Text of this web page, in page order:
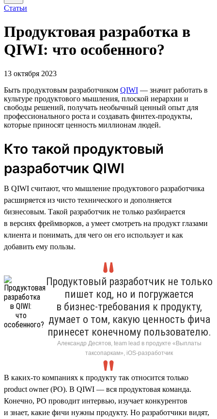
Статьи
Продуктовая разработка в
QIWI: что особенного?
13 октября 2023
Быть продуктовым разработчиком QIWI — значит работать в
культуре продуктового мышления, плоской иерархии и
свободы решений, получать необычный ценный опыт для
профессионального роста и создавать финтех-продукты,
которые приносят ценность миллионам людей.
Кто такой продуктовый
разработчик QIWI
В QIWI считают, что мышление продуктового разработчика
расширяется из чисто технического и дополняется
бизнесовым. Такой разработчик не только разбирается
в версиях фреймворков, а умеет смотреть на продукт глазами
клиента и понимать, для чего он его использует и как
добавить ему пользы.
Продуктовый разработчик не только
пишет код, но и погружается
в бизнес-требования к продукту,
думает о том, какую ценность фича
принесет конечному пользователю.
Александр Десятов, team lead в продукте «Выплаты
таксопаркам», iOS-разработчик
В каких-то компаниях к продукту так относится только
product owner (PO). В QIWI — вся продуктовая команда.
Конечно, PO проводит интервью, изучает конкурентов
и знает, какие фичи нужны продукту. Но разработчики видят,